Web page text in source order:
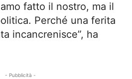
fatto il nostro, ma il
Perché una ferita
incancrenisce”, ha
- Pubblicità -